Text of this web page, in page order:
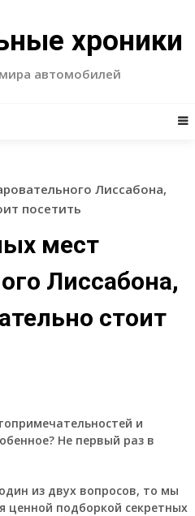
хроники
автомобилей
Лиссабона,
посетить
мест
Лиссабона,
стоит
и
Не первый раз в
из двух вопросов, то мы
ценной подборкой секретных